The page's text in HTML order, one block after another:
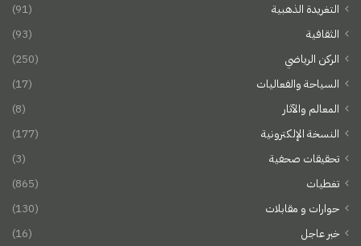
التغريدة الذهبية
(91)
الثقافية
(93)
الركن الرياضي
(250)
السياحة والفعاليات
(17)
المعالم والآثار
(8)
النسخة الإلكترونية
(177)
تحقيقات صحفية
(3)
تغطيات
(865)
حوارات و مقابلات
(130)
خبر عاجل
(16)